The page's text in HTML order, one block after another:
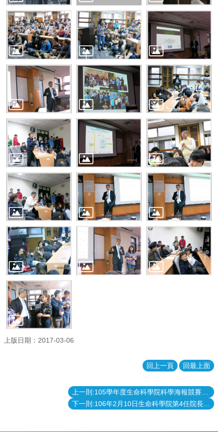
消
息
本
院
介
紹
系
所
學
程
單
位
本
院
法
條
常
用
表
格
會
議
記
錄
捐
款
專
區
上版日期：2017-03-06
回上一頁 回最上面